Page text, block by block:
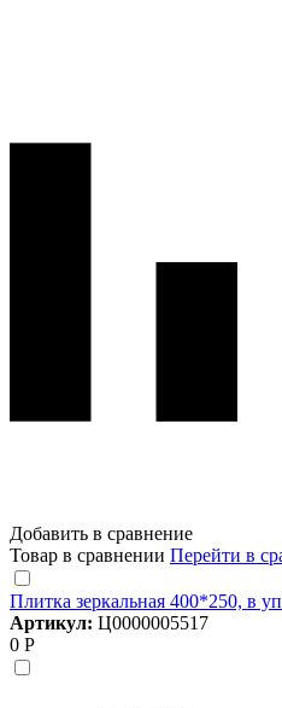
Добавить в сравнение
Товар в сравнении Перейти в
Плитка зеркальная 400*250, в
Артикул: Ц0000005517
0 Р